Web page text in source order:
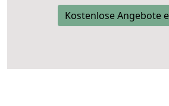
Kostenlose Angebote